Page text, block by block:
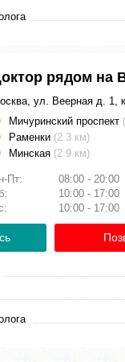
рядом на
ул. Веерная д. 1,
Мичуринский проспект
Раменки (2.3 км)
Минская (2.9 км)
Пт:
08:00 - 20:00
10:00 - 17:00
10:00 - 17:00